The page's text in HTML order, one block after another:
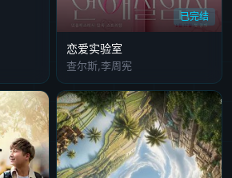
已完结
恋爱实验室
查尔斯,李周宪